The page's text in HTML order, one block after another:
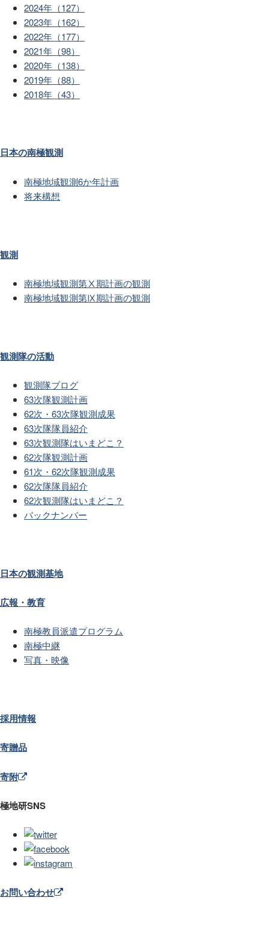
2024年（127）
2023年（162）
2022年（177）
2021年（98）
2020年（138）
2019年（88）
2018年（43）
日本の南極観測
南極地域観測6か年計画
将来構想
観測
南極地域観測第Ⅹ期計画の観測
南極地域観測第Ⅸ期計画の観測
観測隊の活動
観測隊ブログ
63次隊観測計画
62次・63次隊観測成果
63次隊隊員紹介
63次観測隊はいまどこ？
62次隊観測計画
61次・62次隊観測成果
62次隊隊員紹介
62次観測隊はいまどこ？
バックナンバー
日本の観測基地
広報・教育
南極教員派遣プログラム
南極中継
写真・映像
採用情報
寄贈品
寄附
極地研SNS
お問い合わせ